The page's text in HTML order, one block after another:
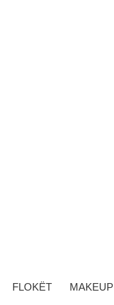
FLOKËT MAKEUP